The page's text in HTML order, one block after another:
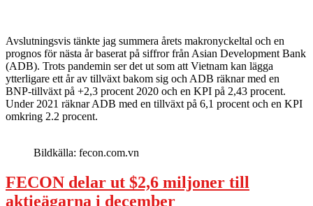
Avslutningsvis tänkte jag summera årets makronyckeltal och en
prognos för nästa år baserat på siffror från Asian Development Bank
(ADB). Trots pandemin ser det ut som att Vietnam kan lägga
ytterligare ett år av tillväxt bakom sig och ADB räknar med en
BNP-tillväxt på +2,3 procent 2020 och en KPI på 2,43 procent.
Under 2021 räknar ADB med en tillväxt på 6,1 procent och en KPI
omkring 2.2 procent.
Bildkälla: fecon.com.vn
FECON delar ut $2,6 miljoner till
aktieägarna i december